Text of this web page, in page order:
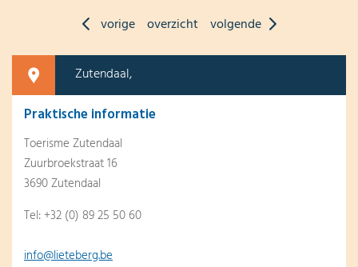
vorige overzicht volgende
Zutendaal,
Praktische informatie
Toerisme Zutendaal
Zuurbroekstraat 16
3690 Zutendaal
Tel: +32 (0) 89 25 50 60
info@lieteberg.be